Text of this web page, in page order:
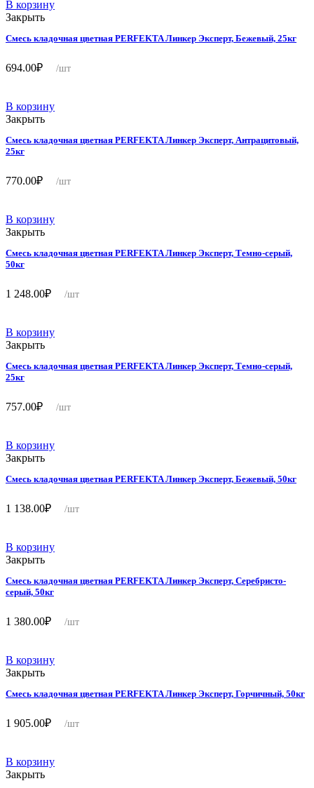
В корзину
Закрыть
Смесь кладочная цветная PERFEKTA Линкер Эксперт, Бежевый, 25кг
694.00₽ /шт
В корзину
Закрыть
Смесь кладочная цветная PERFEKTA Линкер Эксперт, Антрацитовый,
25кг
770.00₽ /шт
В корзину
Закрыть
Смесь кладочная цветная PERFEKTA Линкер Эксперт, Темно-серый,
50кг
1 248.00₽ /шт
В корзину
Закрыть
Смесь кладочная цветная PERFEKTA Линкер Эксперт, Темно-серый,
25кг
757.00₽ /шт
В корзину
Закрыть
Смесь кладочная цветная PERFEKTA Линкер Эксперт, Бежевый, 50кг
1 138.00₽ /шт
В корзину
Закрыть
Смесь кладочная цветная PERFEKTA Линкер Эксперт, Серебристо-
серый, 50кг
1 380.00₽ /шт
В корзину
Закрыть
Смесь кладочная цветная PERFEKTA Линкер Эксперт, Горчичный, 50кг
1 905.00₽ /шт
В корзину
Закрыть